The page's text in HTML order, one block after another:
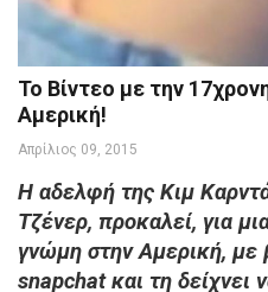
Το Βίντεο με την
Αμερική!
Απρίλιος 09, 2015
H αδελφή της Κιμ
Τζένερ, προκαλεί, για
γνώμη στην Αμερική, με
snapchat και τη δείχνει